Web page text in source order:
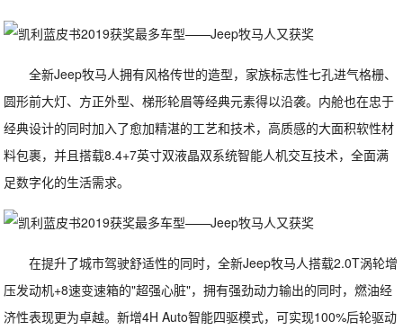
全新Jeep牧马人拥有风格传世的造型，家族标志性七孔进气格栅、
圆形前大灯、方正外型、梯形轮眉等经典元素得以沿袭。内舱也在忠于
经典设计的同时加入了愈加精湛的工艺和技术，高质感的大面积软性材
料包裹，并且搭载8.4+7英寸双液晶双系统智能人机交互技术，全面满
足数字化的生活需求。
在提升了城市驾驶舒适性的同时，全新Jeep牧马人搭载2.0T涡轮增
压发动机+8速变速箱的"超强心脏"，拥有强劲动力输出的同时，燃油经
济性表现更为卓越。新增4H Auto智能四驱模式，可实现100%后轮驱动